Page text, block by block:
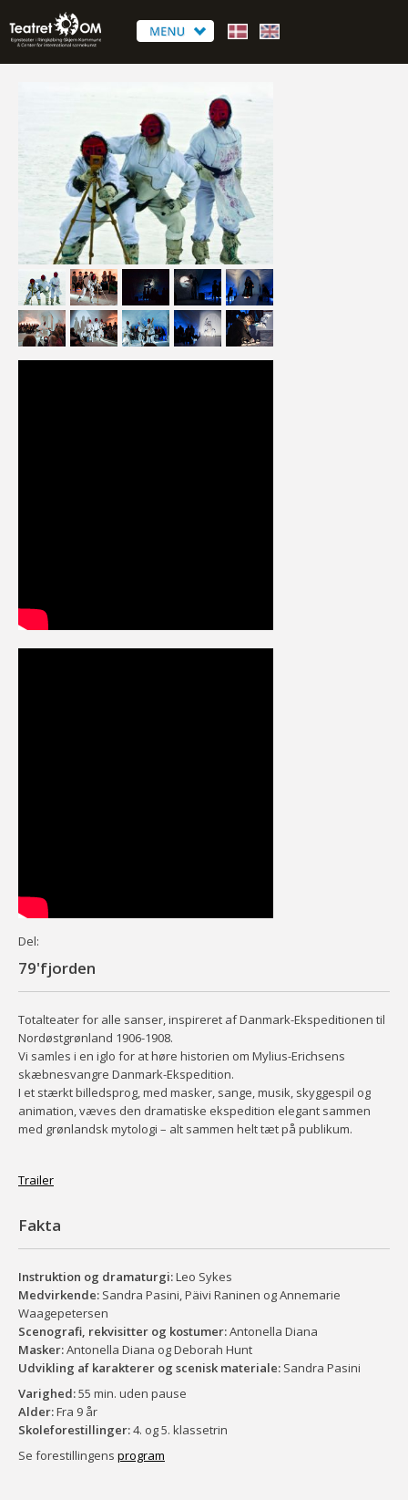
Del:
79'fjorden
Totalteater for alle sanser, inspireret af Danmark-Ekspeditionen til
Nordøstgrønland 1906-1908.
Vi samles i en iglo for at høre historien om Mylius-Erichsens
skæbnesvangre Danmark-Ekspedition.
I et stærkt billedsprog, med masker, sange, musik, skyggespil og
animation, væves den dramatiske ekspedition elegant sammen
med grønlandsk mytologi – alt sammen helt tæt på publikum.
Trailer
Fakta
Instruktion og dramaturgi:Leo Sykes
Medvirkende: Sandra Pasini, Päivi Raninen og Annemarie
Waagepetersen
Scenografi, rekvisitter og kostumer:Antonella Diana
Masker:Antonella Diana og Deborah Hunt
Udvikling af karakterer og scenisk materiale: Sandra Pasini
Varighed:55 min. uden pause
Alder:Fra 9 år
Skoleforestillinger:4. og 5. klassetrin
Se forestillingens program